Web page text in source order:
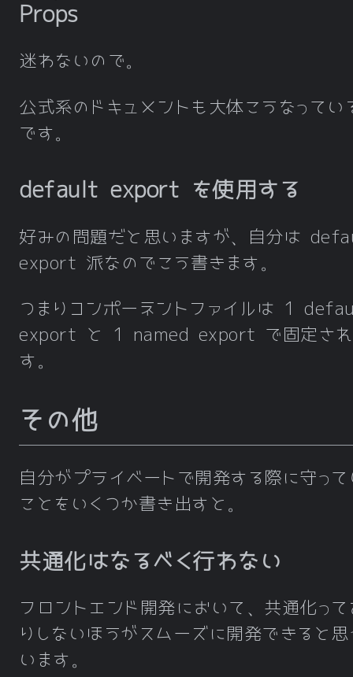
Props
迷わないので。
公式系のドキュメントも大体こうなってい
です。
default export を使用する
好みの問題だと思いますが、自分は
export 派なのでこう書きます。
つまりコンポーネントファイルは 1
export と 1 named export で固定され
す。
その他
自分がプライベートで開発する際に守って
ことをいくつか書き出すと。
共通化はなるべく行わない
フロントエンド開発において、共通化って
りしないほうがスムーズに開発できると思
います。